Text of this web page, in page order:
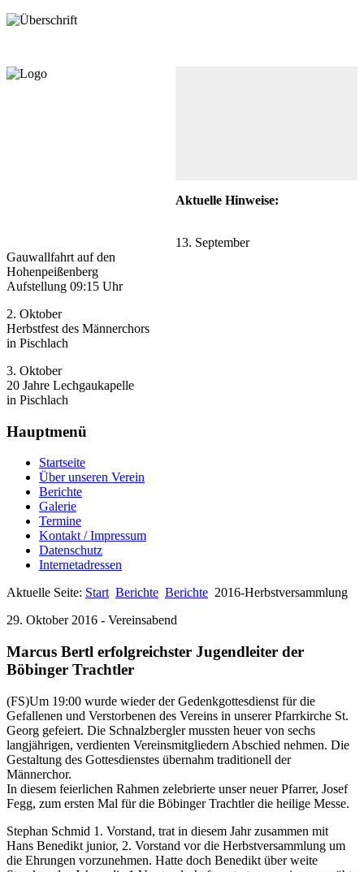
Aktuelle Hinweise:
13. September
Gauwallfahrt auf den
Hohenpeißenberg
Aufstellung 09:15 Uhr
2. Oktober
Herbstfest des Männerchors
in Pischlach
3. Oktober
20 Jahre Lechgaukapelle
in Pischlach
Hauptmenü
Startseite
Über unseren Verein
Berichte
Galerie
Termine
Kontakt / Impressum
Datenschutz
Internetadressen
Aktuelle Seite: Start Berichte Berichte 2016-Herbstversammlung
29. Oktober 2016 - Vereinsabend
Marcus Bertl erfolgreichster Jugendleiter der
Böbinger Trachtler
(FS)Um 19:00 wurde wieder der Gedenkgottesdienst für die
Gefallenen und Verstorbenen des Vereins in unserer Pfarrkirche St.
Georg gefeiert. Die Schnalzbergler mussten heuer von sechs
langjährigen, verdienten Vereinsmitgliedern Abschied nehmen. Die
Gestaltung des Gottesdienstes übernahm traditionell der
Männerchor.
In diesem feierlichen Rahmen zelebrierte unser neuer Pfarrer, Josef
Fegg, zum ersten Mal für die Böbinger Trachtler die heilige Messe.
Stephan Schmid 1. Vorstand, trat in diesem Jahr zusammen mit
Hans Benedikt junior, 2. Vorstand vor die Herbstversammlung um
die Ehrungen vorzunehmen. Hatte doch Benedikt über weite